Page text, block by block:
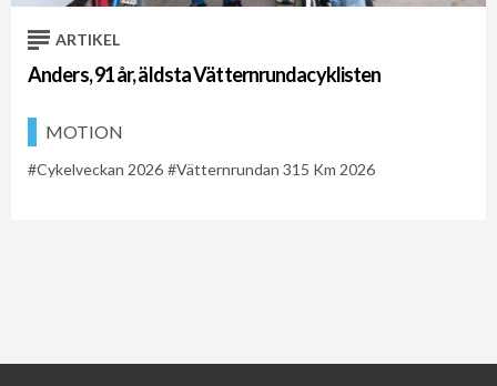
ARTIKEL
Anders, 91 år, äldsta Vätternrundacyklisten
MOTION
Cykelveckan 2026 Vätternrundan 315 Km 2026